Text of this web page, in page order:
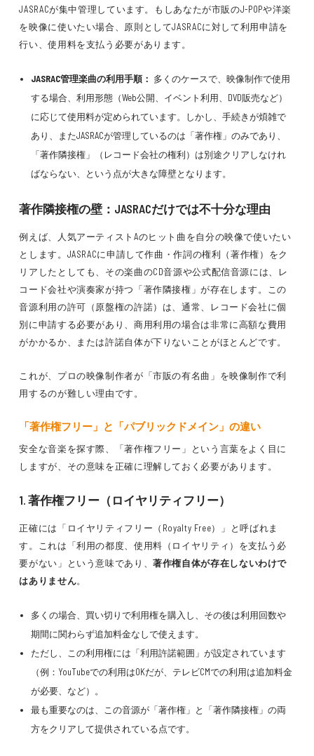
JASRACが集中管理しています。もしあなたが市販のJ-POPや洋楽
を映像に使いたい場合、原則としてJASRACに対して利用申請を
行い、使用料を支払う必要があります。
JASRAC管理楽曲の利用手順： 多くのケースで、映像制作で使用
する場合、利用形態（Web公開、イベント利用、DVD販売など）
に応じて使用料が定められています。しかし、手続きが煩雑で
あり、またJASRACが管理しているのは「著作権」のみであり、
「著作隣接権」（レコード会社の権利）は別途クリアしなけれ
ばならない、という点が大きな障壁となります。
著作隣接権の壁：JASRACだけでは不十分な理由
例えば、人気アーティストAのヒット曲を自分の映像で使いたい
とします。JASRACに申請して作曲・作詞の権利（著作権）をク
リアしたとしても、その楽曲のCD音源や公式配信音源には、レ
コード会社や演奏家が持つ「著作隣接権」が存在します。この
音源利用の許可（原盤権の許諾）は、通常、レコード会社に個
別に申請する必要があり、商用利用の場合は非常に高額な費用
がかかるか、または許諾自体が下りないことがほとんどです。
これが、プロの映像制作者が「市販の有名曲」を映像制作で利
用するのが難しい理由です。
「著作権フリー」と「パブリックドメイン」の違い
安全な音楽を探す際、「著作権フリー」という言葉をよく目に
しますが、その意味を正確に理解しておく必要があります。
1. 著作権フリー（ロイヤリティフリー）
正確には「ロイヤリティフリー（Royalty Free）」と呼ばれま
す。これは「利用の都度、使用料（ロイヤリティ）を支払う必
要がない」という意味であり、著作権自体が存在しないわけで
はありません。
多くの場合、買い切りで利用権を購入し、その後は利用回数や
期間に関わらず追加料金なしで使えます。
ただし、この利用権には「利用許諾範囲」が設定されています
（例：YouTubeでの利用はOKだが、テレビCMでの利用は追加料金
が必要、など）。
最も重要なのは、この音源が「著作権」と「著作隣接権」の両
方をクリアして提供されている点です。